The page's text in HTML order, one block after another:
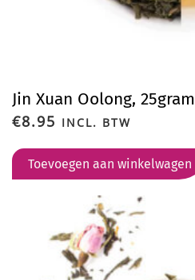
Jin Xuan Oolong, 25gram
€8.95 INCL. BTW
Toevoegen aan winkelwagen